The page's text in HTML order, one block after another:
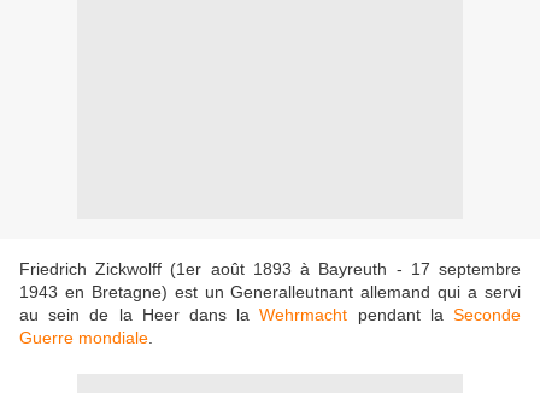
Friedrich Zickwolff (1er août 1893 à Bayreuth - 17 septembre
1943 en Bretagne) est un Generalleutnant allemand qui a servi
au sein de la Heer dans laWehrmacht pendant laSeconde
Guerre mondiale